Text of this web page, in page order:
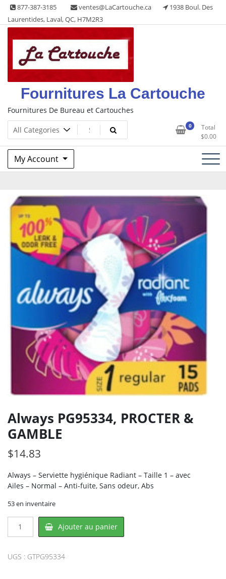
Skip
content
877-387-3185 ventes@LaCartouche.ca
1938 Boul. Des
Laurentides, Laval, QC, H7M2R3
Fournitures La Cartouche
Fournitures De Bureau et Cartouches
0
Total
$0.00
My Account
Always PG95334, PROCTER &
GAMBLE
$14.83
Always – Serviette hygiénique Radiant – Taille 1 – avec
Ailes – Normal – Anti-fuite, Sans odeur, Abs
53 en inventaire
PG95334,
Ajouter au panier
UGS : GTPG95334